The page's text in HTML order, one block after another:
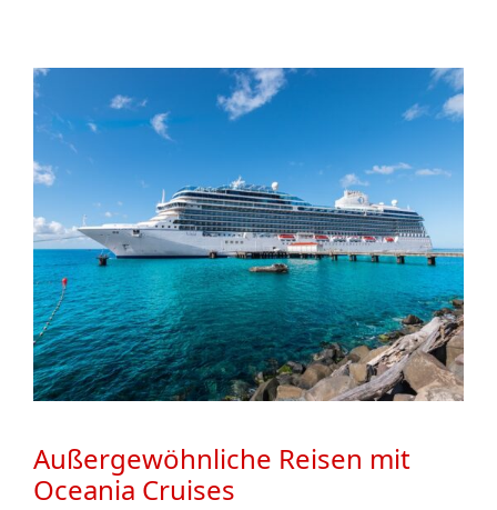
Außergewöhnliche Reisen mit
Oceania Cruises